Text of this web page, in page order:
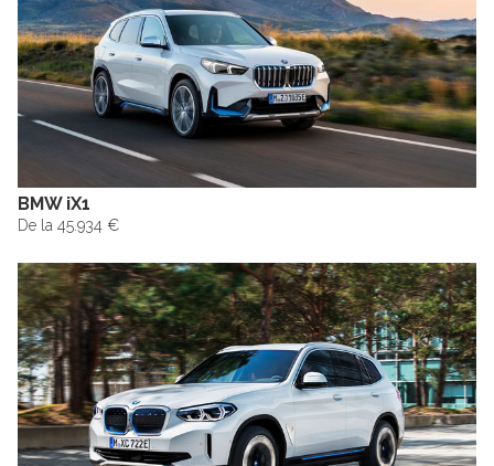
BMW iX1
De la 45.934 €